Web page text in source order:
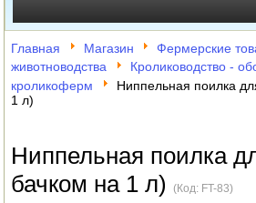
ИНКУБАТОРЫ
ЗЕРНОДРОБИЛКИ
СОЛОМОРЕЗКИ
АВТОКЛАВЫ
Главная Магазин
Фермерские
животноводства
Кролиководство -
кроликоферм
Ниппельная поилка
1 л)
Ниппельная поилка
бачком на 1 л)(Код: FT-83)